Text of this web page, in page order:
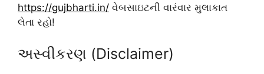
https://gujbharti.in/ વેબસાઇટની વારંવાર મુલાકાત
લેતા રહો!
અસ્વીકરણ (Disclaimer)